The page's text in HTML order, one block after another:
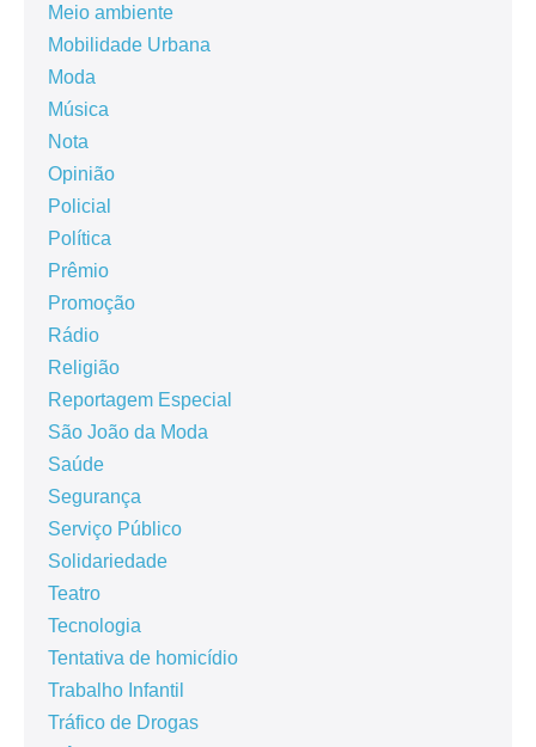
Meio ambiente
Mobilidade Urbana
Moda
Música
Nota
Opinião
Policial
Política
Prêmio
Promoção
Rádio
Religião
Reportagem Especial
São João da Moda
Saúde
Segurança
Serviço Público
Solidariedade
Teatro
Tecnologia
Tentativa de homicídio
Trabalho Infantil
Tráfico de Drogas